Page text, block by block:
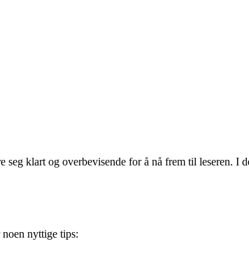
klart og overbevisende for å nå frem til leseren. I
nyttige tips: